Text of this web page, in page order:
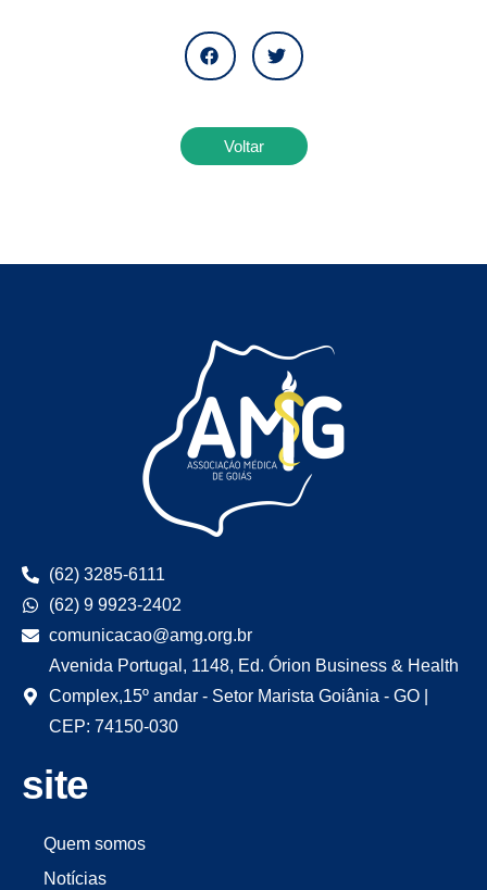
Voltar
(62) 3285-6111
(62) 9 9923-2402
comunicacao@amg.org.br
Avenida Portugal, 1148, Ed. Órion Business & Health
Complex,15º andar - Setor Marista Goiânia - GO |
CEP: 74150-030
site
Quem somos
Notícias